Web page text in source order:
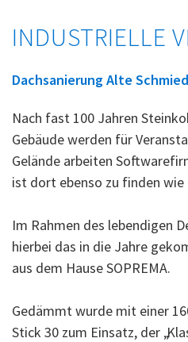
INDUSTRIELLE
Dachsanierung Alte
Nach fast 100 Jahren
Gebäude werden für
Gelände arbeiten
ist dort ebenso zu finden
Im Rahmen des lebendigen
hierbei das in die Jahre
aus dem Hause SOPREMA.
Gedämmt wurde mit einer
Stick 30 zum Einsatz, der